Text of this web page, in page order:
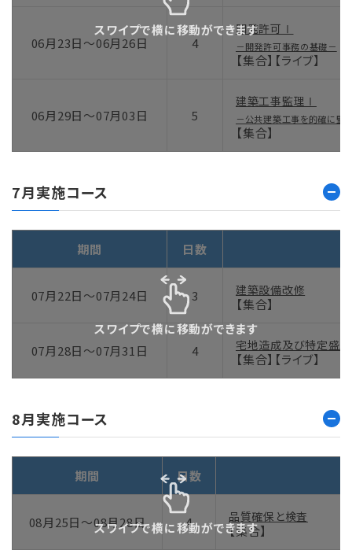
06月23日～06月26日 4
開発許可Ⅰ
－開発許可事務の基礎－
【集合】【ライブ】
06月29日～07月03日 5
建築工事監理Ⅰ
－公共建築工事を的確に監
【集合】
スワイプで横に移動ができます
7月実施コース
期間 日数
07月22日～07月24日 3 建築設備改修
【集合】
07月28日～07月31日 4 宅地造成及び特定盛
【集合】【ライブ】
スワイプで横に移動ができます
8月実施コース
期間 日数
08月25日～08月28日 4 品質確保と検査
【集合】
スワイプで横に移動ができます